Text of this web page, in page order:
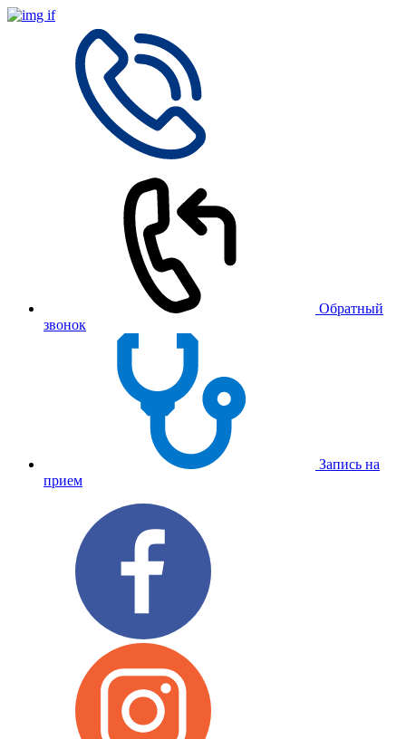
Обратный
звонок
Запись на
прием